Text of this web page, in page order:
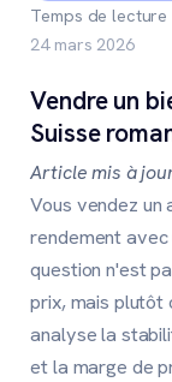
Temps de lecture
24 mars 2026
Vendre un
Suisse
Article mis à
Vous vendez un
rendement avec
question n'est
prix, mais plutôt
analyse la
et la marge de